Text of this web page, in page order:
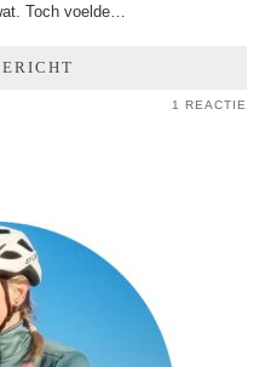
Toch voelde…
1 REACTIE